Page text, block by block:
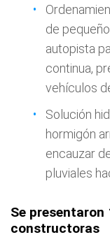
de
autopista
continua,
vehículos
Solución
hormigón
encauzar
pluviales
Se
constructoras